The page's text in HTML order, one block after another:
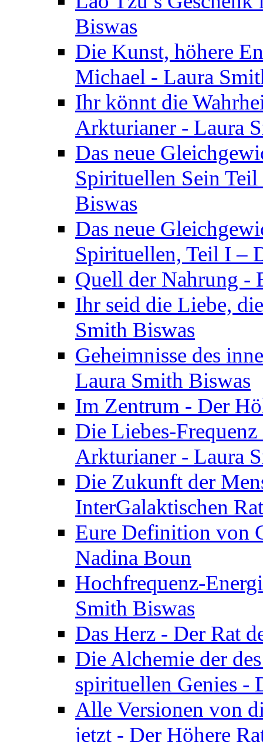
Biswas
Die Kunst, höhere
Michael - Laura
Ihr könnt die
Arkturianer - Laura
Das neue
Spirituellen Sein
Biswas
Das neue
Spirituellen, Teil I –
Quell der Nahrung -
Ihr seid die Liebe,
Smith Biswas
Geheimnisse des
Laura Smith Biswas
Im Zentrum - Der
Die Liebes-
Arkturianer - Laura
Die Zukunft der
InterGalaktischen
Eure Definition von
Nadina Boun
Hochfrequenz-
Smith Biswas
Das Herz - Der Rat
Die Alchemie der
spirituellen Genies -
Alle Versionen von
jetzt - Der Höhere